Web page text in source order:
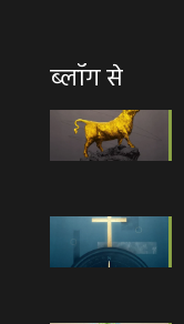
ब्लॉग से